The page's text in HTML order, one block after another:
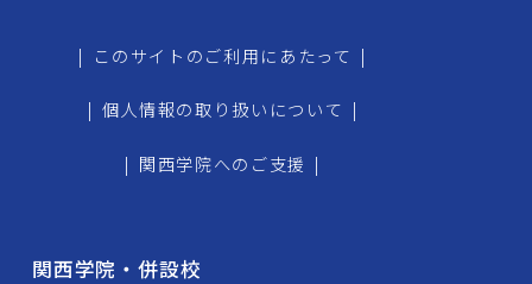
| このサイトのご利用にあたって |
| 個人情報の取り扱いについて |
| 関西学院へのご支援 |
関西学院・併設校